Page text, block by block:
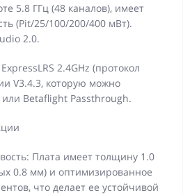
5.8 ГГц (48 каналов), имеет
(Pit/25/100/200/400 мВт).
2.0.
2.4GHz (протокол
V3.4.3, которую можно
Betaflight Passthrough.
Плата имеет толщину 1.0
0.8 мм) и оптимизированное
что делает ее устойчивой